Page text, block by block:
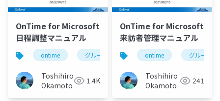
OnTime for Microsoft
日程調整マニュアル
ontime グループカレンダー 組織カレンダー組織
Toshihiro
Okamoto
1.4K
OnTime for Microsoft
来訪者管理マニュアル
ontime グループ
Toshihiro
Okamoto
241